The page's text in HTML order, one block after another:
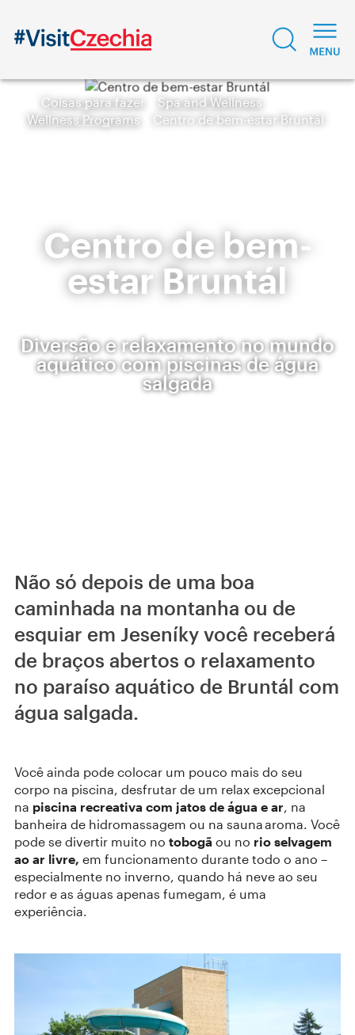
Coisas para fazer
Spa and Wellness
Wellness Programs
Centro de bem-estar Bruntál
Centro de bem-
estar Bruntál
Diversão e relaxamento no mundo
aquático com piscinas de água
salgada
Não só depois de uma boa
caminhada na montanha ou de
esquiar em Jeseníky você receberá
de braços abertos o relaxamento
no paraíso aquático de Bruntál com
água salgada.
Você ainda pode colocar um pouco mais do seu
corpo na piscina, desfrutar de um relax excepcional
na piscina recreativa com jatos de água e ar, na
banheira de hidromassagem ou na sauna aroma. Você
pode se divertir muito no tobogã ou no rio selvagem
ao ar livre, em funcionamento durante todo o ano –
especialmente no inverno, quando há neve ao seu
redor e as águas apenas fumegam, é uma
experiência.